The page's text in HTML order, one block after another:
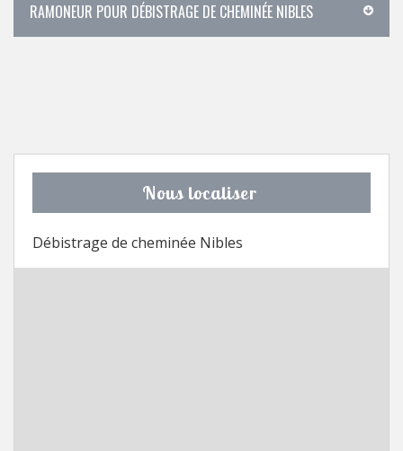
RAMONEUR POUR DÉBISTRAGE DE CHEMINÉE NIBLES
Nous localiser
Débistrage de cheminée Nibles